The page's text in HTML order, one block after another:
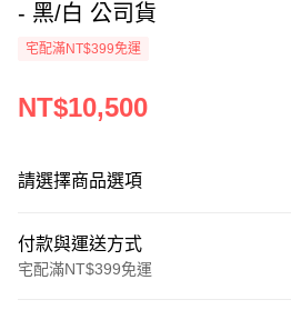
- 黑/白 公司貨
宅配滿NT$399免運
NT$10,500
請選擇商品選項
付款與運送方式
宅配滿NT$399免運